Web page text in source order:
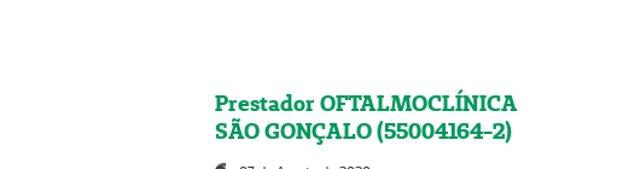
Prestador OFTALMOCLÍNICA
SÃO GONÇALO (55004164-2)